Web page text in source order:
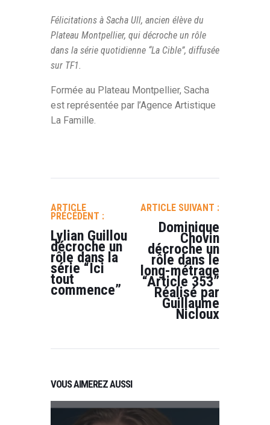
Félicitations à Sacha Ull, ancien élève du
Plateau Montpellier, qui décroche un rôle
dans la série quotidienne “La Cible”, diffusée
sur TF1.
Formée au Plateau Montpellier, Sacha
est représentée par l’Agence Artistique
La Famille.
L’ARTICLE
ARTICLE
PRÉCÉDENT :
Lylian Guillou
décroche un
rôle dans la
série “Ici
tout
commence”
ARTICLE SUIVANT :
Dominique
Chovin
décroche un
rôle dans le
long-métrage
“Article 353”
Réalisé par
Guillaume
Nicloux
VOUS AIMEREZ AUSSI